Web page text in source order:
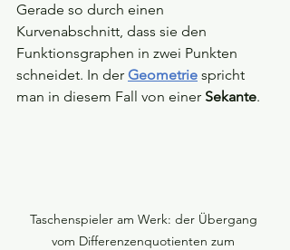
Gerade so durch einen
Kurvenabschnitt, dass sie den
Funktionsgraphen in zwei Punkten
schneidet. In der Geometrie spricht
man in diesem Fall von einer Sekante.
Taschenspieler am Werk: der Übergang
vom Differenzenquotienten zum